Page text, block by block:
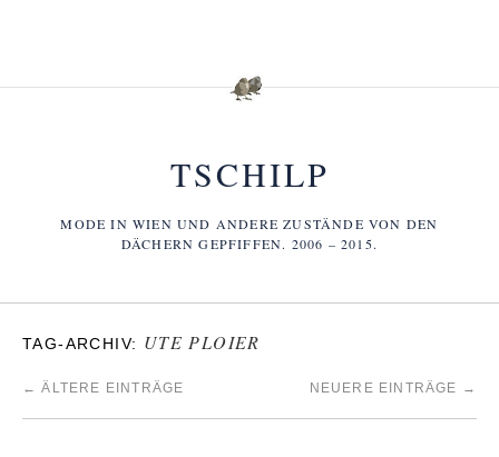
TSCHILP
MODE IN WIEN UND ANDERE ZUSTÄNDE VON DEN
DÄCHERN GEPFIFFEN. 2006 – 2015.
TAG-ARCHIV: UTE PLOIER
← ÄLTERE EINTRÄGE NEUERE EINTRÄGE →